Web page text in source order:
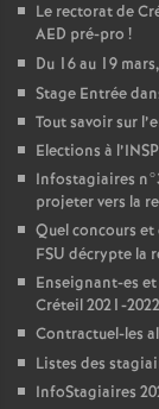
Le rectorat de
AED pré-pro !
Du 16 au 19
Stage Entrée
Tout savoir sur
Elections à l’
Infostagiaires
projeter vers la
Quel concours
FSU décrypte la
Enseignant-es et
Créteil 2021-2022
Contractuel-les
Listes des
InfoStagiaires